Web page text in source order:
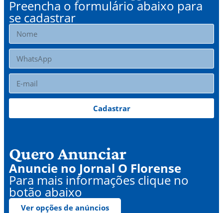
Preencha o formulário abaixo para
se cadastrar
Cadastrar
Quero Anunciar
Anuncie no Jornal O Florense
Para mais informações clique no
botão abaixo
Ver opções de anúncios